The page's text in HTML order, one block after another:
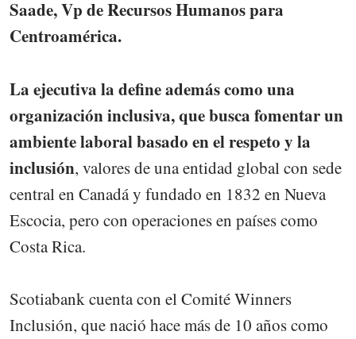
Saade, Vp de Recursos Humanos para
Centroamérica.
La ejecutiva la define además como una
organización inclusiva, que busca fomentar un
ambiente laboral basado en el respeto y la
inclusión, valores de una entidad global con sede
central en Canadá y fundado en 1832 en Nueva
Escocia, pero con operaciones en países como
Costa Rica.
Scotiabank cuenta con el Comité Winners
Inclusión, que nació hace más de 10 años como